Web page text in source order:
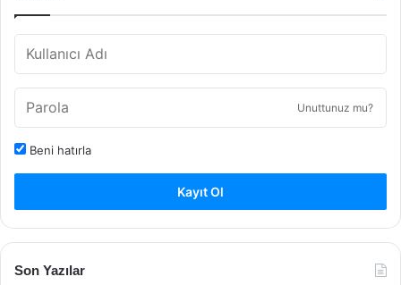
Unuttunuz mu?
Beni hatırla
Kayıt Ol
Son Yazılar